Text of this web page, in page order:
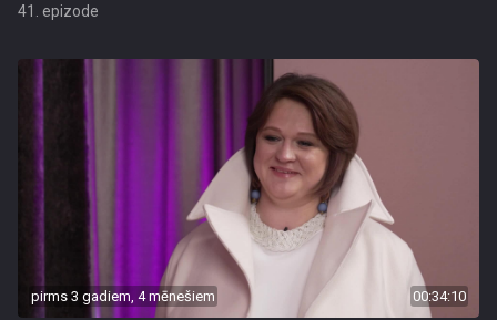
41. epizode
pirms 3 gadiem, 4 mēnešiem 00:34:10